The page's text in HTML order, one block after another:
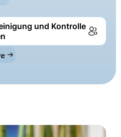
und Kontrolle